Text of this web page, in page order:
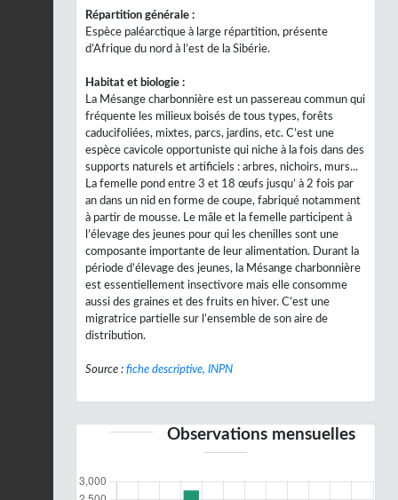
Répartition générale :
Espèce paléarctique à large répartition, présente
d’Afrique du nord à l’est de la Sibérie.
Habitat et biologie :
La Mésange charbonnière est un passereau commun qui
fréquente les milieux boisés de tous types, forêts
caducifoliées, mixtes, parcs, jardins, etc. C’est une
espèce cavicole opportuniste qui niche à la fois dans des
supports naturels et artificiels : arbres, nichoirs, murs...
La femelle pond entre 3 et 18 œufs jusqu’ à 2 fois par
an dans un nid en forme de coupe, fabriqué notamment
à partir de mousse. Le mâle et la femelle participent à
l’élevage des jeunes pour qui les chenilles sont une
composante importante de leur alimentation. Durant la
période d’élevage des jeunes, la Mésange charbonnière
est essentiellement insectivore mais elle consomme
aussi des graines et des fruits en hiver. C’est une
migratrice partielle sur l’ensemble de son aire de
distribution.
Source : fiche descriptive, INPN
Observations mensuelles